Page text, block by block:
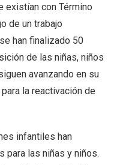
existían con Término
de un trabajo
han finalizado 50
de las niñas, niños
avanzando en su
la reactivación de
infantiles han
para las niñas y niños.